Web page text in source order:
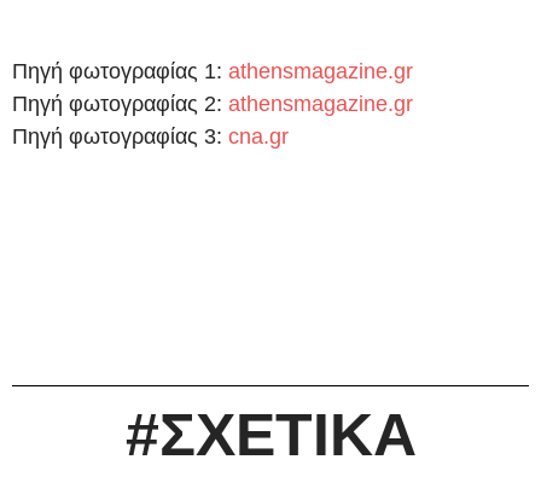
Πηγή φωτογραφίας 1: athensmagazine.gr
Πηγή φωτογραφίας 2: athensmagazine.gr
Πηγή φωτογραφίας 3: cna.gr
#ΣΧΕΤΙΚΑ